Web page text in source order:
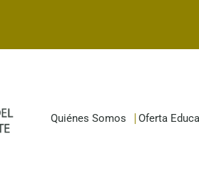
Quiénes Somos Oferta